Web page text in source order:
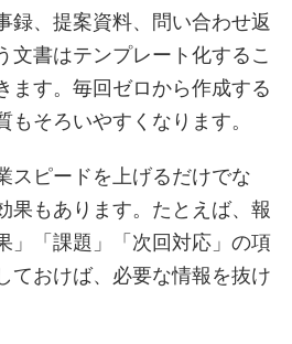
録、提案資料、問い合わせ返
文書はテンプレート化するこ
ます。毎回ゼロから作成する
もそろいやすくなります。
スピードを上げるだけでな
果もあります。たとえば、報
」「課題」「次回対応」の項
ておけば、必要な情報を抜け